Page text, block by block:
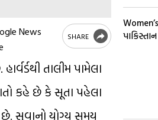
SHARE
તાલીમ પામેલા
કહે છે કે સૂતા પહેલા
સૂવાનો યોગ્ય સમય